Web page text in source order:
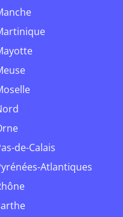
Manche
Martinique
Mayotte
Meuse
Moselle
Nord
Orne
Pas-de-Calais
Pyrénées-Atlantiques
Rhône
Sarthe